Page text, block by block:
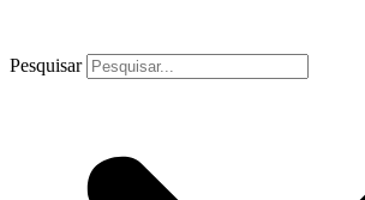
Pesquisar